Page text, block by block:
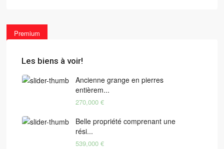
Premium
Les biens à voir!
Ancienne grange en pierres
entièrem...
270,000 €
Belle propriété comprenant une
rési...
539,000 €